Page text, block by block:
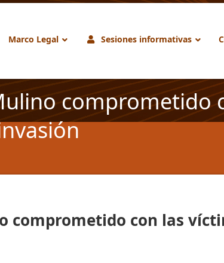
Marco Legal Sesiones informativas
comprometido
comprometido con las